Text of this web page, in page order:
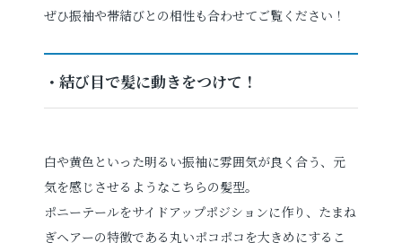
ぜひ振袖や帯結びとの相性も合わせてご覧ください！
・結び目で髪に動きをつけて！
白や黄色といった明るい振袖に雰囲気が良く合う、元
気を感じさせるようなこちらの髪型。
ポニーテールをサイドアップポジションに作り、たまね
ぎヘアーの特徴である丸いポコポコを大きめにするこ